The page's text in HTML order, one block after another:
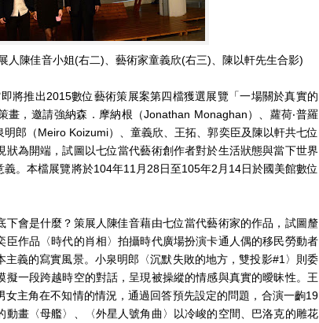
人陳佳音小姐(右二)、藝術家童義欣(右三)、陳以軒先生合影)
即將推出2015數位藝術策展案第四檔獲選展覽「一場關於真實的
畫，邀請強納森．摩納根（Jonathan Monaghan）、蘿荷‧普羅
郎（Meiro Koizumi）、童義欣、王拓、郭奕臣及陳以軒共七位
狀為開端，試圖以七位當代藝術創作者對於生活狀態與當下世界
。本檔展覽將於104年11月28日至105年2月14日於國美館數位
下會是什麼？策展人陳佳音藉由七位當代藝術家的作品，試圖釐
臣作品〈時代的肖相〉拍攝時代廣場扮演卡通人偶的移民勞動者
主義的寫實風景。小泉明郎〈沉默失敗的地方，雙投影#1〉則委
擬一段跨越時空的對話，呈現被操縱的情感與真實的曖昧性。王
女主角在不知情的情況，通過回答預先設定的問題，合演一齣19
動畫〈母艦〉、〈外星人號角曲〉以冷峻的空間、巴洛克的雕花